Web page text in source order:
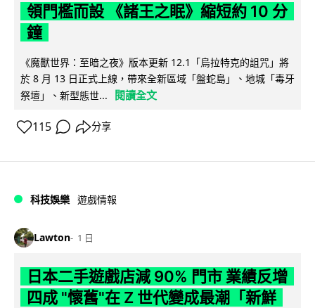
領門檻而設 《諸王之眠》縮短約 10 分
鐘
《魔獸世界：至暗之夜》版本更新 12.1「烏拉特克的詛咒」將
於 8 月 13 日正式上線，帶來全新區域「盤蛇島」、地城「毒牙
祭壇」、新型態世...
閱讀全文
115 分享
科技娛樂 遊戲情報
Lawton 1 日
日本二手遊戲店減 90% 門市 業績反增
四成 "懷舊"在 Z 世代變成最潮「新鮮